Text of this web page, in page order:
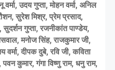
उदय गुप्ता, मोहन वर्मा, अनिल
सुरेश मिश्र, प्रेम प्रसाद,
सुदर्शन गुप्ता, रजनीकांत पाण्डेय,
मनोज सिंह, राजकुमार जी,
दीपक दुबे, रवि जी, कविता
कुमार, गंगा विष्णु राम, धनु राम,